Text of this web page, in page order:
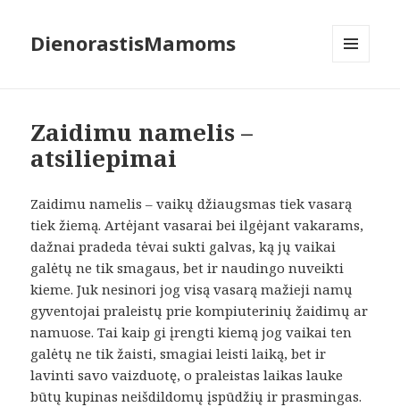
DienorastisMamoms
Zaidimu namelis –
atsiliepimai
Zaidimu namelis – vaikų džiaugsmas tiek vasarą
tiek žiemą. Artėjant vasarai bei ilgėjant vakarams,
dažnai pradeda tėvai sukti galvas, ką jų vaikai
galėtų ne tik smagaus, bet ir naudingo nuveikti
kieme. Juk nesinori jog visą vasarą mažieji namų
gyventojai praleistų prie kompiuterinių žaidimų ar
namuose. Tai kaip gi įrengti kiemą jog vaikai ten
galėtų ne tik žaisti, smagiai leisti laiką, bet ir
lavinti savo vaizduotę, o praleistas laikas lauke
būtų kupinas neišdildomų įspūdžių ir prasmingas.